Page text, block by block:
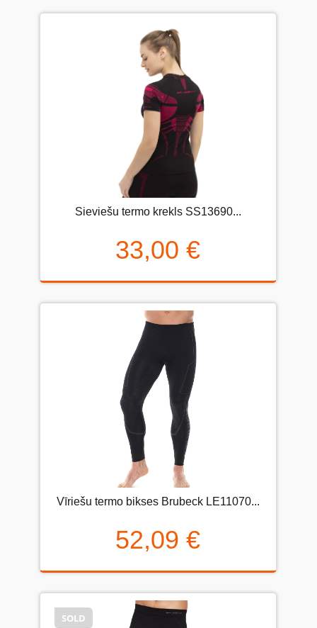
Sieviešu termo krekls SS13690...
33,00 €
Vīriešu termo bikses Brubeck LE11070...
52,09 €
SOLD